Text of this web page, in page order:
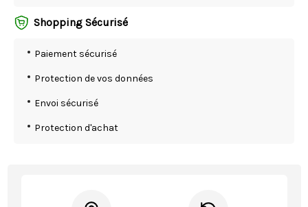
Shopping Sécurisé
Paiement sécurisé
Protection de vos données
Envoi sécurisé
Protection d'achat